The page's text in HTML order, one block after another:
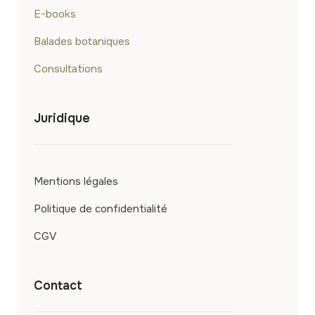
E-books
Balades botaniques
Consultations
Juridique
Mentions légales
Politique de confidentialité
CGV
Contact